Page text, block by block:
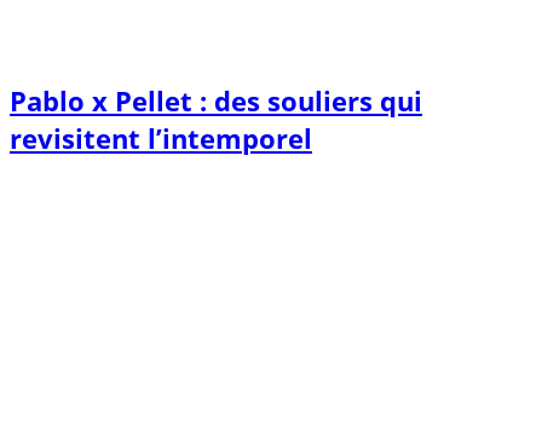
Pablo x Pellet : des souliers qui
revisitent l’intemporel